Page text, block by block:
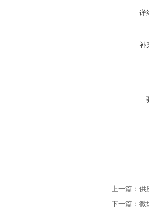
详
补
上一篇： 供
下一篇： 微